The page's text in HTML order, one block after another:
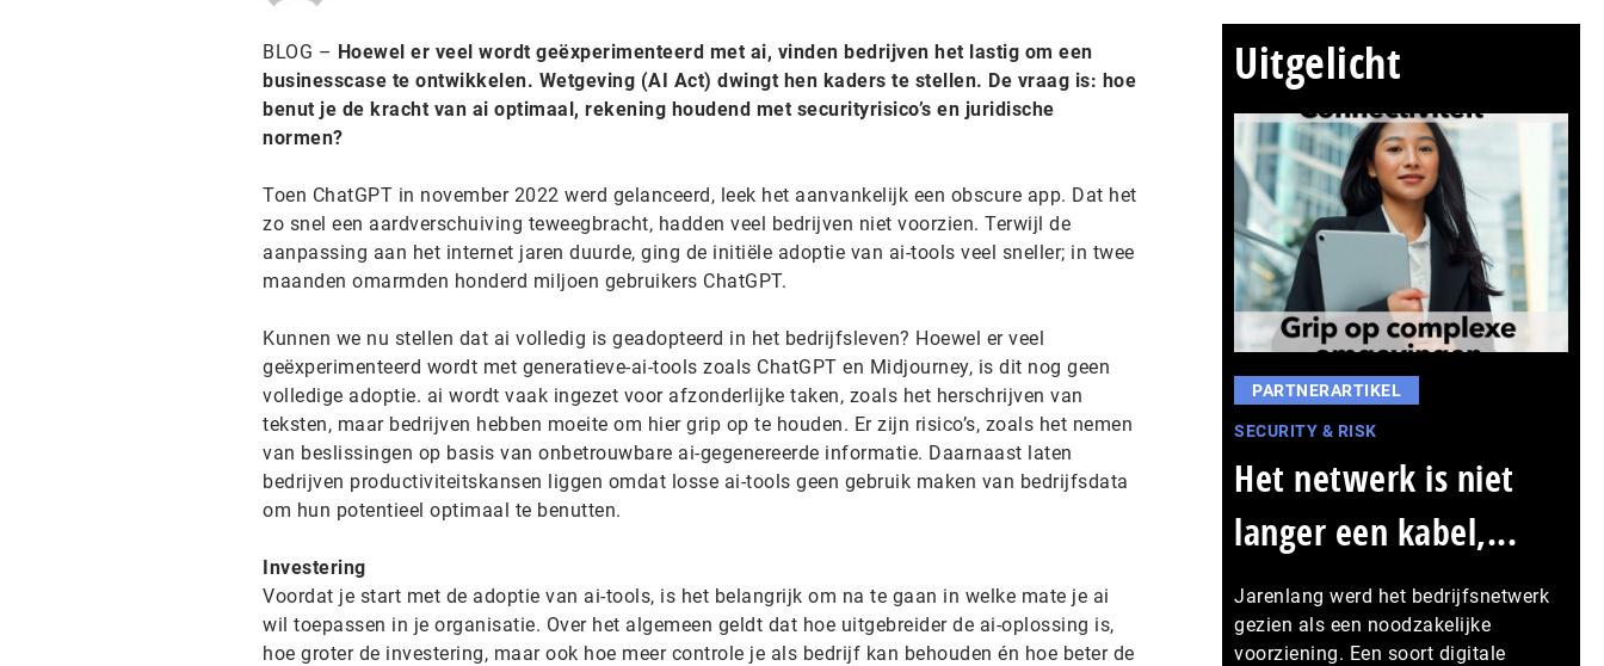
BLOG – Hoewel er veel wordt geëxperimenteerd met ai, vinden bedrijven het lastig om een
businesscase te ontwikkelen. Wetgeving (AI Act) dwingt hen kaders te stellen. De vraag is: hoe
benut je de kracht van ai optimaal, rekening houdend met securityrisico’s en juridische
normen?
Toen ChatGPT in november 2022 werd gelanceerd, leek het aanvankelijk een obscure app. Dat het
zo snel een aardverschuiving teweegbracht, hadden veel bedrijven niet voorzien. Terwijl de
aanpassing aan het internet jaren duurde, ging de initiële adoptie van ai-tools veel sneller; in twee
maanden omarmden honderd miljoen gebruikers ChatGPT.
Kunnen we nu stellen dat ai volledig is geadopteerd in het bedrijfsleven? Hoewel er veel
geëxperimenteerd wordt met generatieve-ai-tools zoals ChatGPT en Midjourney, is dit nog geen
volledige adoptie. ai wordt vaak ingezet voor afzonderlijke taken, zoals het herschrijven van
teksten, maar bedrijven hebben moeite om hier grip op te houden. Er zijn risico’s, zoals het nemen
van beslissingen op basis van onbetrouwbare ai-gegenereerde informatie. Daarnaast laten
bedrijven productiviteitskansen liggen omdat losse ai-tools geen gebruik maken van bedrijfsdata
om hun potentieel optimaal te benutten.
Investering
Voordat je start met de adoptie van ai-tools, is het belangrijk om na te gaan in welke mate je ai
wil toepassen in je organisatie. Over het algemeen geldt dat hoe uitgebreider de ai-oplossing is,
hoe groter de investering, maar ook hoe meer controle je als bedrijf kan behouden én hoe beter de
Uitgelicht
PARTNERARTIKEL
SECURITY & RISK
Het netwerk is niet
langer een kabel,...
Jarenlang werd het bedrijfsnetwerk
gezien als een noodzakelijke
voorziening. Een soort digitale